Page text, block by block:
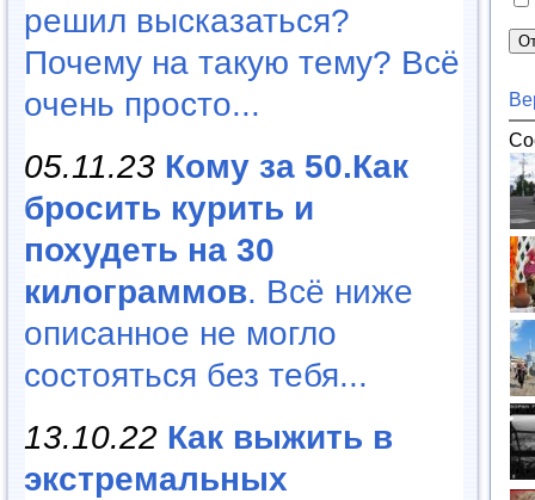
решил высказаться?
Почему на такую тему? Всё
очень просто...
05.11.23 Кому за 50.Как
бросить курить и
похудеть на 30
килограммов. Всё ниже
описанное не могло
состояться без тебя...
13.10.22 Как выжить в
экстремальных